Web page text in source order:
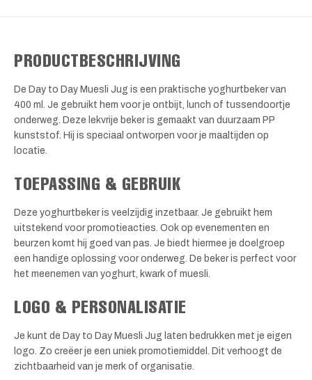
PRODUCTBESCHRIJVING
De Day to Day Muesli Jug is een praktische yoghurtbeker van
400 ml. Je gebruikt hem voor je ontbijt, lunch of tussendoortje
onderweg. Deze lekvrije beker is gemaakt van duurzaam PP
kunststof. Hij is speciaal ontworpen voor je maaltijden op
locatie.
TOEPASSING & GEBRUIK
Deze yoghurtbeker is veelzijdig inzetbaar. Je gebruikt hem
uitstekend voor promotieacties. Ook op evenementen en
beurzen komt hij goed van pas. Je biedt hiermee je doelgroep
een handige oplossing voor onderweg. De beker is perfect voor
het meenemen van yoghurt, kwark of muesli.
LOGO & PERSONALISATIE
Je kunt de Day to Day Muesli Jug laten bedrukken met je eigen
logo. Zo creëer je een uniek promotiemiddel. Dit verhoogt de
zichtbaarheid van je merk of organisatie.